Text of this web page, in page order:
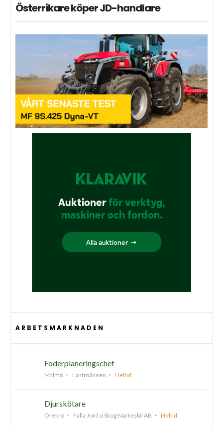
Österrikare köper JD-handlare
ARBETSMARKNADEN
Foderplaneringschef
Malmö Lantmännen Heltid
Djurskötare
Örebro Falla Jord o Skog Närkeskil AB Heltid